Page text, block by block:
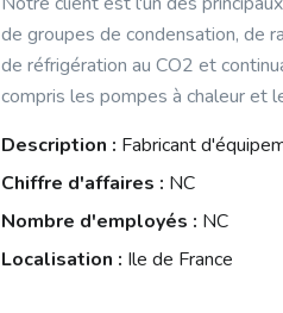
de groupes de condensation, de
de réfrigération au CO2 et
compris les pompes à chaleur et
Description : Fabricant
Chiffre d'affaires : NC
Nombre d'employés : NC
Localisation : Ile de France